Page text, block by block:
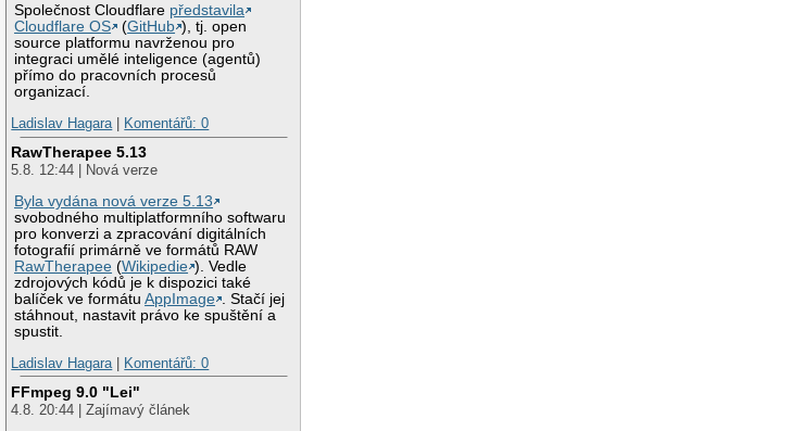
Společnost Cloudflare představila
Cloudflare OS
(GitHub ), tj. open
source platformu navrženou pro
integraci umělé inteligence (agentů)
přímo do pracovních procesů
organizací.
Ladislav Hagara| Komentářů: 0
RawTherapee 5.13
5.8. 12:44 | Nová verze
Byla vydána nová verze 5.13
svobodného multiplatformního softwaru
pro konverzi a zpracování digitálních
fotografií primárně ve formátů RAW
RawTherapee (Wikipedie ). Vedle
zdrojových kódů je k dispozici také
balíček ve formátuAppImage
. Stačí jej
stáhnout, nastavit právo ke spuštění a
spustit.
Ladislav Hagara| Komentářů: 0
FFmpeg 9.0 "Lei"
4.8. 20:44 | Zajímavý článek